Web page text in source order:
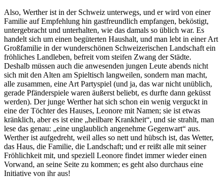
Also, Werther ist in der Schweiz unterwegs, und er wird von einer
Familie auf Empfehlung hin gastfreundlich empfangen, beköstigt,
untergebracht und unterhalten, wie das damals so üblich war. Es
handelt sich um einen begüterten Haushalt, und man lebt in einer Art
Großfamilie in der wunderschönen Schweizerischen Landschaft ein
fröhliches Landleben, befreit vom steifen Zwang der Städte.
Deshalb müssen auch die anwesenden jungen Leute abends nicht
sich mit den Alten am Spieltisch langweilen, sondern man macht,
alle zusammen, eine Art Partyspiel (und ja, das war nicht unüblich,
gerade Pfänderspiele waren äußerst beliebt, es durfte dann geküsst
werden). Der junge Werther hat sich schon ein wenig verguckt in
eine der Töchter des Hauses, Leonore mit Namen; sie ist etwas
kränklich, aber es ist eine „heilbare Krankheit“, und sie strahlt, man
lese das genau: „eine unglaublich angenehme Gegenwart“ aus.
Werther ist aufgedreht, weil alles so nett und hübsch ist, das Wetter,
das Haus, die Familie, die Landschaft; und er reißt alle mit seiner
Fröhlichkeit mit, und speziell Leonore findet immer wieder einen
Vorwand, an seine Seite zu kommen; es geht also durchaus eine
Initiative von ihr aus!